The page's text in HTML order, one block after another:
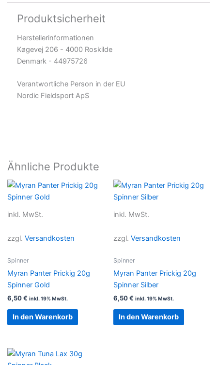
Produktsicherheit
Herstellerinformationen
Køgevej 206 - 4000 Roskilde
Denmark - 44975726
Verantwortliche Person in der EU
Nordic Fieldsport ApS
Ähnliche Produkte
inkl. MwSt.
zzgl. Versandkosten
Spinner
Myran Panter Prickig 20g
Spinner Gold
6,50€ inkl. 19% MwSt.
In den Warenkorb
inkl. MwSt.
zzgl. Versandkosten
Spinner
Myran Panter Prickig 20g
Spinner Silber
6,50€ inkl. 19% MwSt.
In den Warenkorb